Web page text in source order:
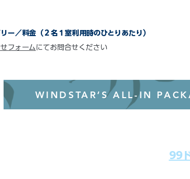
ー／料金（２名１室利用時のひとりあたり）
フォームにてお問合せください
WINDSTAR’S ALL-IN
99